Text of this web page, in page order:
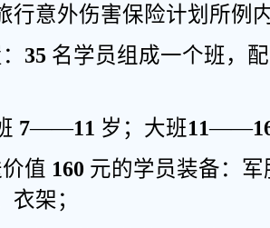
行意外伤害保险计划所例
35 名学员组成一个班，
7——11 岁；大班11——
值 160 元的学员装备：军
衣架；